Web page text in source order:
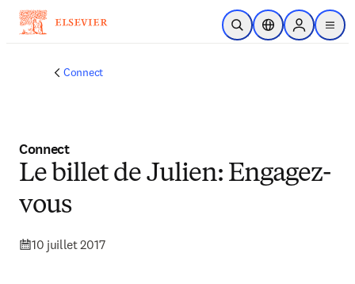
Passer au contenu principal
Ouvrir la recherche
Sélecteur de
Sign in to
menu
Connect
Connect
Le billet de Julien: Engagez-
vous
10 juillet 2017